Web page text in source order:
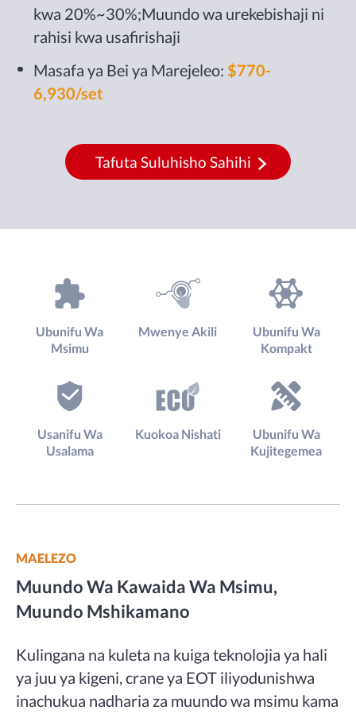
kwa 20%~30%;Muundo wa urekebishaji ni
rahisi kwa usafirishaji
Masafa ya Bei ya Marejeleo: $770-
6,930/set
Tafuta Suluhisho Sahihi
Ubunifu Wa
Msimu
Mwenye Akili
Ubunifu Wa
Kompakt
Usanifu Wa
Usalama
Kuokoa Nishati
Ubunifu Wa
Kujitegemea
MAELEZO
Muundo Wa Kawaida Wa Msimu,
Muundo Mshikamano
Kulingana na kuleta na kuiga teknolojia ya hali
ya juu ya kigeni, crane ya EOT iliyodunishwa
inachukua nadharia za muundo wa msimu kama